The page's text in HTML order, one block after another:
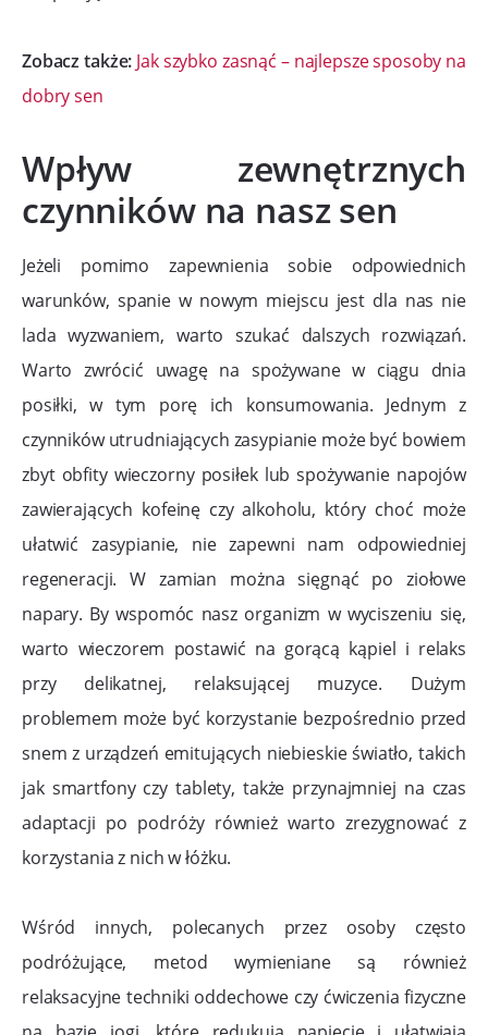
Zobacz także: Jak szybko zasnąć – najlepsze sposoby na
dobry sen
Wpływ zewnętrznych
czynników na nasz sen
Jeżeli pomimo zapewnienia sobie odpowiednich
warunków, spanie w nowym miejscu jest dla nas nie
lada wyzwaniem, warto szukać dalszych rozwiązań.
Warto zwrócić uwagę na spożywane w ciągu dnia
posiłki, w tym porę ich konsumowania. Jednym z
czynników utrudniających zasypianie może być bowiem
zbyt obfity wieczorny posiłek lub spożywanie napojów
zawierających kofeinę czy alkoholu, który choć może
ułatwić zasypianie, nie zapewni nam odpowiedniej
regeneracji. W zamian można sięgnąć po ziołowe
napary. By wspomóc nasz organizm w wyciszeniu się,
warto wieczorem postawić na gorącą kąpiel i relaks
przy delikatnej, relaksującej muzyce. Dużym
problemem może być korzystanie bezpośrednio przed
snem z urządzeń emitujących niebieskie światło, takich
jak smartfony czy tablety, także przynajmniej na czas
adaptacji po podróży również warto zrezygnować z
korzystania z nich w łóżku.
Wśród innych, polecanych przez osoby często
podróżujące, metod wymieniane są również
relaksacyjne techniki oddechowe czy ćwiczenia fizyczne